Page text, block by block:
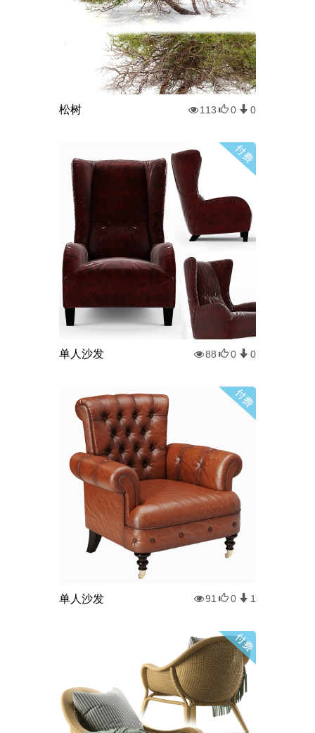
松树 113 0 0
单人沙发 88 0 0
单人沙发 91 0 1